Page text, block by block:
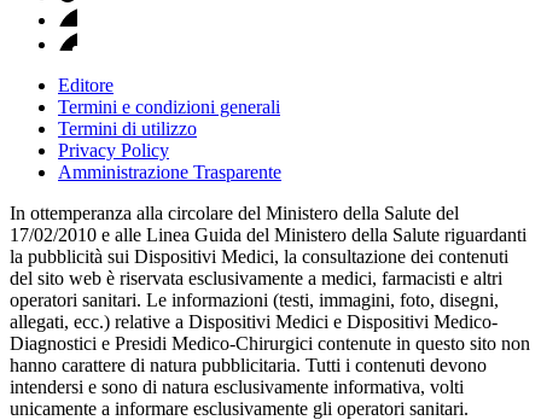
Editore
Termini e condizioni generali
Termini di utilizzo
Privacy Policy
Amministrazione Trasparente
In ottemperanza alla circolare del Ministero della Salute del
17/02/2010 e alle Linea Guida del Ministero della Salute riguardanti
la pubblicità sui Dispositivi Medici, la consultazione dei contenuti
del sito web è riservata esclusivamente a medici, farmacisti e altri
operatori sanitari. Le informazioni (testi, immagini, foto, disegni,
allegati, ecc.) relative a Dispositivi Medici e Dispositivi Medico-
Diagnostici e Presidi Medico-Chirurgici contenute in questo sito non
hanno carattere di natura pubblicitaria. Tutti i contenuti devono
intendersi e sono di natura esclusivamente informativa, volti
unicamente a informare esclusivamente gli operatori sanitari.